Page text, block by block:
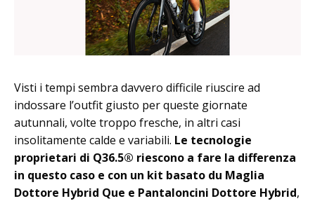
Visti i tempi sembra davvero difficile riuscire ad
indossare l’outfit giusto per queste giornate
autunnali, volte troppo fresche, in altri casi
insolitamente calde e variabili. Le tecnologie
proprietari di Q36.5® riescono a fare la differenza
in questo caso e con un kit basato du Maglia
Dottore Hybrid Que e Pantaloncini Dottore Hybrid,